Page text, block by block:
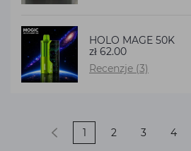
HOLO MAGE 50K
zł 62.00
Recenzje (3)
1 2 3 4